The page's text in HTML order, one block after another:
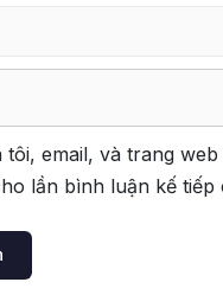
tôi, email, và trang
lần bình luận kế tiếp